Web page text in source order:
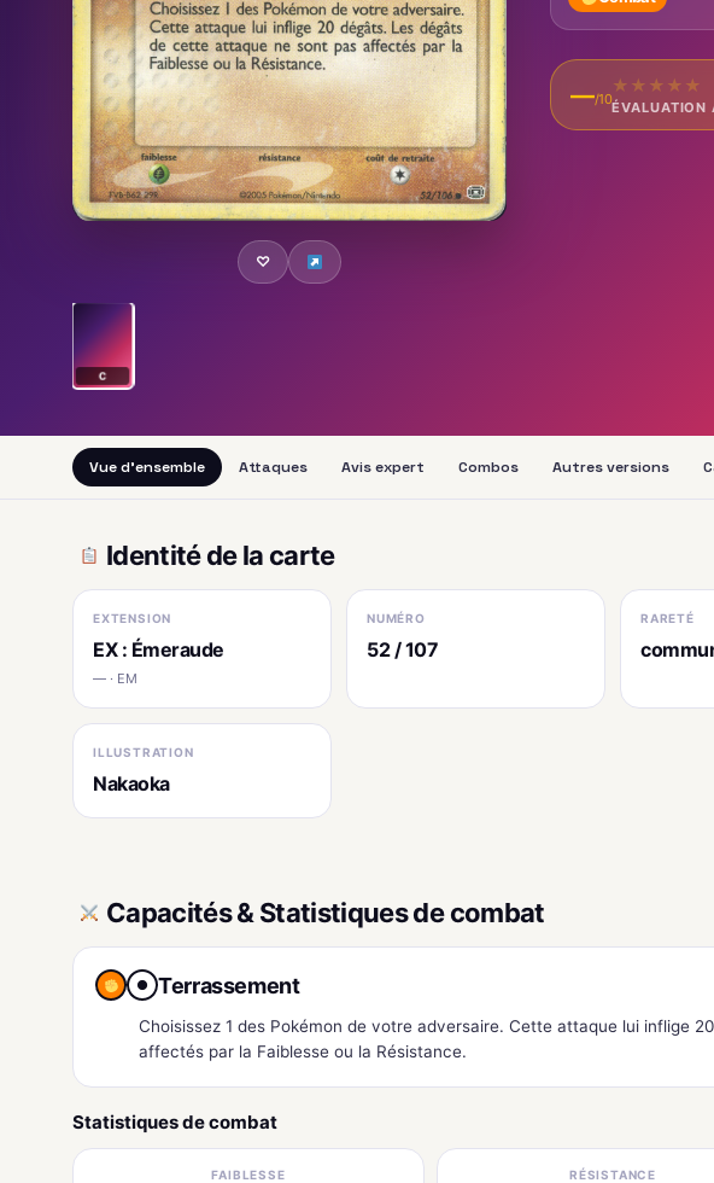
♡
C
—/10
★ ★ ★ ★ ★
ÉVALUATION
Vue d'ensemble Attaques Avis expert Combos Autres versions
Identité de la carte
EXTENSION
EX : Émeraude
— · EM
NUMÉRO
52 / 107
RARETÉ
ILLUSTRATION
Nakaoka
Capacités & Statistiques de combat
● Terrassement
Choisissez 1 des Pokémon de votre adversaire. Cette attaque lui inflige
affectés par la Faiblesse ou la Résistance.
Statistiques de combat
FAIBLESSE RÉSISTANCE